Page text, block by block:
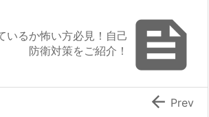

いるか怖い方必見！自己
防衛対策をご紹介！
 Prev